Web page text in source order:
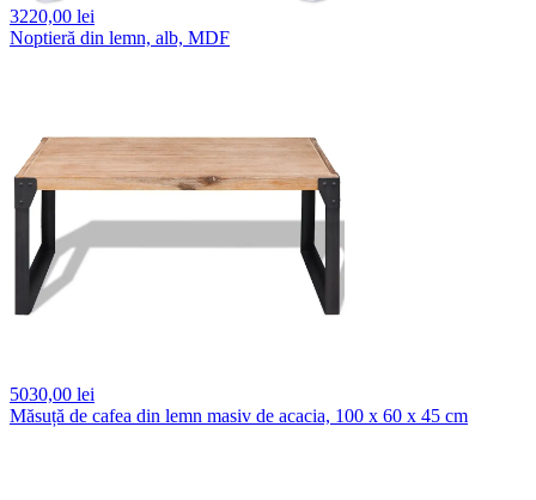
3220,00 lei
Noptieră din lemn, alb, MDF
5030,00 lei
Măsuță de cafea din lemn masiv de acacia, 100 x 60 x 45 cm